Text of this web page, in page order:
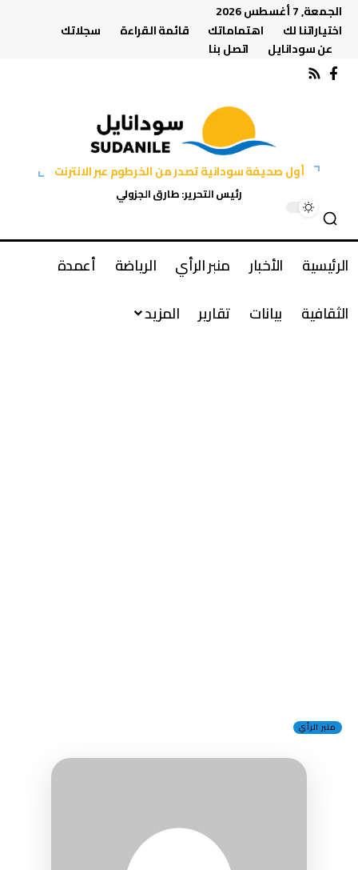
الجمعة, 7 أغسطس 2026
اختياراتنا لك
اهتماماتك قائمة القراءة
سجلاتك
عن سودانايل
اتصل بنا
أول صحيفة سودانية تصدر من الخرطوم عبر الانترنت
رئيس التحرير: طارق الجزولي
الرئيسية الأخبار منبر الرأي الرياضة
أعمدة
الثقافية
بيانات تقارير المزيد
منبر الرأي